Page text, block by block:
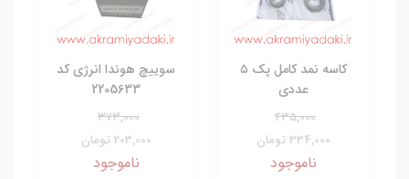
کاسه نمد کامل پک ۵
عددی
435,000
334,000 تومان
ناموجود
سوییچ هوندا انرژی کد
2205633
373,000
203,000 تومان
ناموجود